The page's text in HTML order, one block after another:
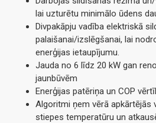
lai uzturētu minimālo ūdens
Divpakāpju vadība elektriskā
palaišanai/izslēgšanai, lai
enerģijas ietaupījumu.
Jauda no 6 līdz 20 kW gan
jaunbūvēm
Enerģijas patēriņa un COP
Algoritmi ņem vērā apkārtējās
stiepes temperatūru un